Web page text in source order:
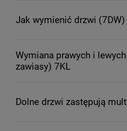
Jak wymienić drzwi (7DW)
Wymiana prawych i
zawiasy) 7KL
Dolne drzwi zastępują